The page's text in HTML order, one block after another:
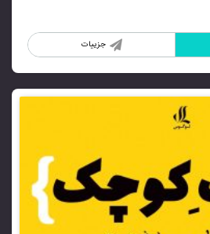
جزییات